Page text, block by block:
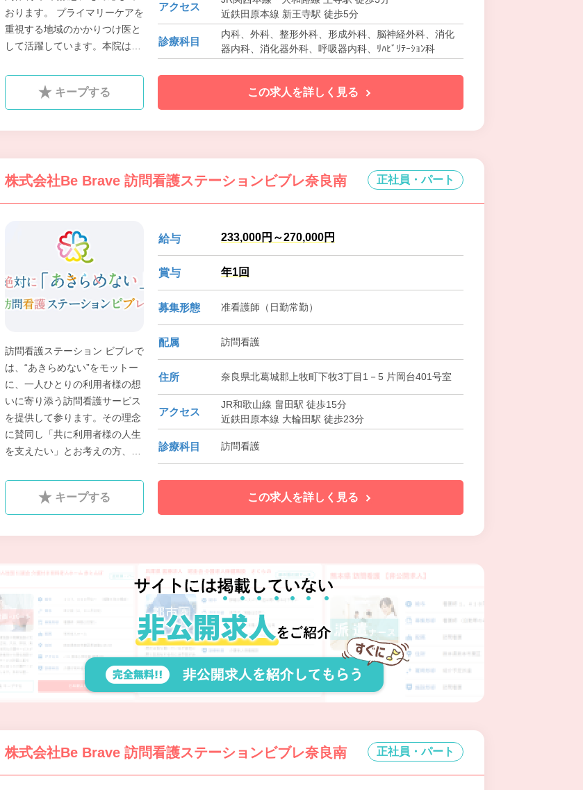
おります。 プライマリーケアを
重視する地域のかかりつけ医と
して活躍しています。本院は開
ぎ、近隣地域の皆様の病気、怪
我、交通事故等に対応していま
す。 現在は、奈良県下の救急受
け入れ率でもかなりの数字を上
入れて治療にあたり、３次救急
取っています。『いのち』を大
切に考え、少しでも患者さまが
早く改善できるよう２４時間体
制で医療に向き合っています。
新聞等で報道される『たらい回
し』が近隣住民の皆様に起こら
組んでいます。
アクセス
近鉄田原本線 新王寺駅 徒歩5分
診療科目
内科、外科、整形外科、形成外科、脳神経外科、消化
器内科、消化器外科、呼吸器内科、ﾘﾊﾋﾞﾘﾃｰｼｮﾝ科
キープする この求人を詳しく見る
株式会社Be Brave 訪問看護ステーションビブレ奈良南 正社員・パート
訪問看護ステーション ビブレで
は、“あきらめない”をモットー
に、一人ひとりの利用者様の想
いに寄り添う訪問看護サービス
を提供して参ります。その理念
に賛同し「共に利用者様の人生
を支えたい」とお考えの方、
重ね求められる人材になりた
い」とお考えの方のご応募をお
待ちしております。困っている
人を助けたい、安心して頼って
給与 233,000円～270,000円
賞与 年1回
募集形態 准看護師（日勤常勤）
配属 訪問看護
住所 奈良県北葛城郡上牧町下牧3丁目1－5 片岡台401号室
アクセス
JR和歌山線 畠田駅 徒歩15分
近鉄田原本線 大輪田駅 徒歩23分
診療科目 訪問看護
キープする この求人を詳しく見る
株式会社Be Brave 訪問看護ステーションビブレ奈良南 正社員・パート